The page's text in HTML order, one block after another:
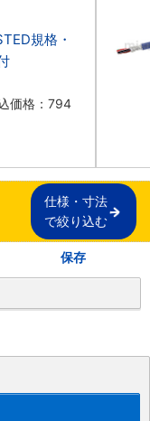
規格・
価格： 794
仕様・寸法
で絞り込む
保存